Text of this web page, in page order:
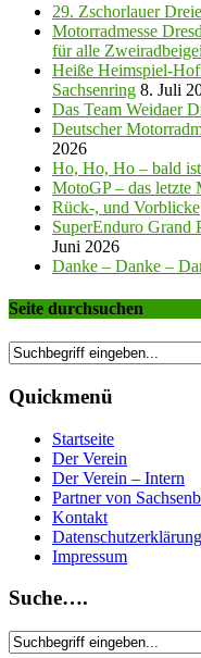
29. Zschorlauer
Motorradmesse
für alle
Heiße Heimspiel-
Sachsenring 8. Juli
Das Team Weidaer
Deutscher
2026
Ho, Ho, Ho – bald
MotoGP – das letzte
Rück-, und Vorblicke
SuperEnduro Grand
Juni 2026
Danke – Danke –
Seite durchsuchen
Quickmenü
Startseite
Der Verein
Der Verein – Intern
Partner von
Kontakt
Datenschutzerklärung
Impressum
Suche….